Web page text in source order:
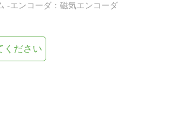
-エンコーダ：磁気エンコーダ
ください